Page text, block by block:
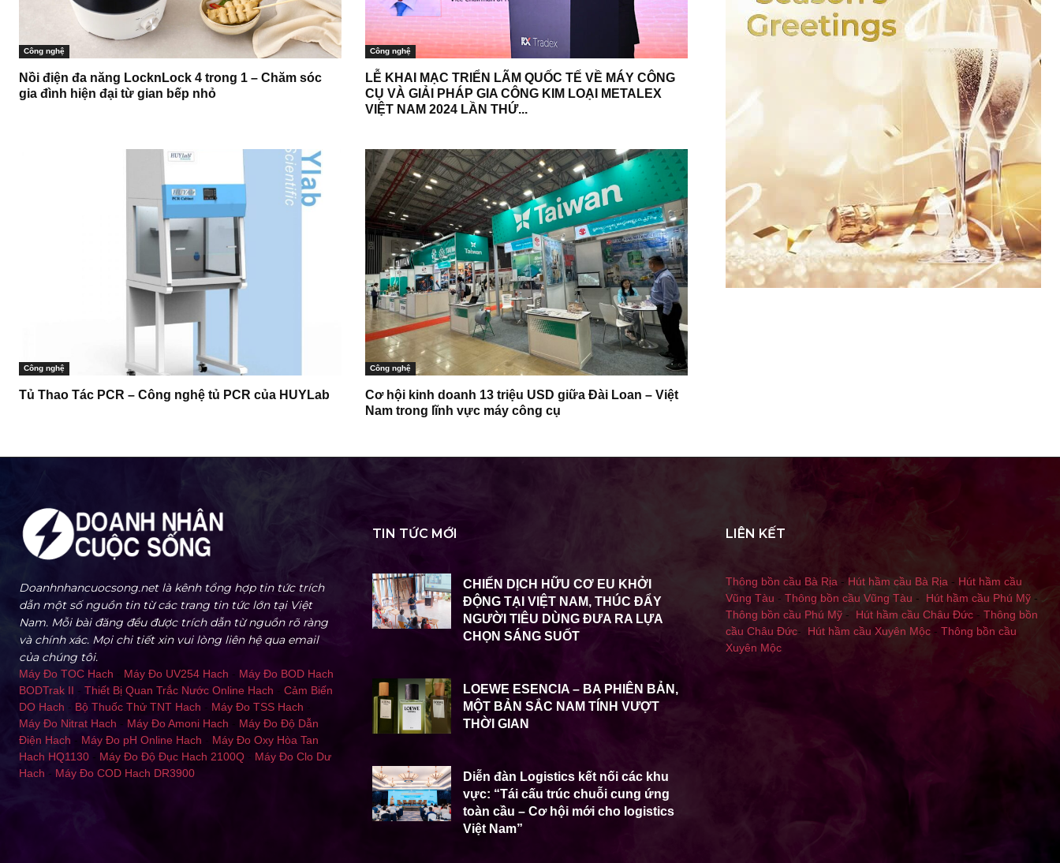
Công nghệ
Nồi điện đa năng LocknLock 4 trong 1 – Chăm sóc
gia đình hiện đại từ gian bếp nhỏ
Công nghệ
LỄ KHAI MẠC TRIỂN LÃM QUỐC TẾ VỀ MÁY CÔNG
CỤ VÀ GIẢI PHÁP GIA CÔNG KIM LOẠI METALEX
VIỆT NAM 2024 LẦN THỨ...
Công nghệ
Tủ Thao Tác PCR – Công nghệ tủ PCR của HUYLab
Công nghệ
Cơ hội kinh doanh 13 triệu USD giữa Đài Loan – Việt
Nam trong lĩnh vực máy công cụ
Doanhnhancuocsong.net là kênh tổng hợp tin tức trích
dẫn một số nguồn tin từ các trang tin tức lớn tại Việt
Nam. Mỗi bài đăng đều được trích dẫn từ nguồn rõ ràng
và chính xác. Mọi chi tiết xin vui lòng liên hệ qua email
của chúng tôi.
Máy Đo TOC Hach Máy Đo UV254 Hach - Máy Đo BOD Hach
BODTrak II - Thiết Bị Quan Trắc Nước Online Hach - Cảm Biến
DO Hach - Bộ Thuốc Thử TNT Hach - Máy Đo TSS Hach
Máy Đo Nitrat Hach - Máy Đo Amoni Hach
Máy Đo Độ Dẫn
Điện Hach - Máy Đo pH Online Hach
Máy Đo Oxy Hòa Tan
Hach HQ1130 - Máy Đo Độ Đục Hach 2100Q
Máy Đo Clo Dư
Hach - Máy Đo COD Hach DR3900
TIN TỨC MỚI
CHIẾN DỊCH HỮU CƠ EU KHỞI
ĐỘNG TẠI VIỆT NAM, THÚC ĐẨY
NGƯỜI TIÊU DÙNG ĐƯA RA LỰA
CHỌN SÁNG SUỐT
LOEWE ESENCIA – BA PHIÊN BẢN,
MỘT BẢN SẮC NAM TÍNH VƯỢT
THỜI GIAN
Diễn đàn Logistics kết nối các khu
vực: “Tái cấu trúc chuỗi cung ứng
toàn cầu – Cơ hội mới cho logistics
Việt Nam”
LIÊN KẾT
Thông bồn cầu Bà Rịa - Hút hầm cầu Bà Rịa - Hút hầm cầu
Vũng Tàu - Thông bồn cầu Vũng Tàu - Hút hầm cầu Phú Mỹ -
Thông bồn cầu Phú Mỹ - Hút hầm cầu Châu Đức - Thông bồn
cầu Châu Đức- Hút hầm cầu Xuyên Mộc - Thông bồn cầu
Xuyên Mộc